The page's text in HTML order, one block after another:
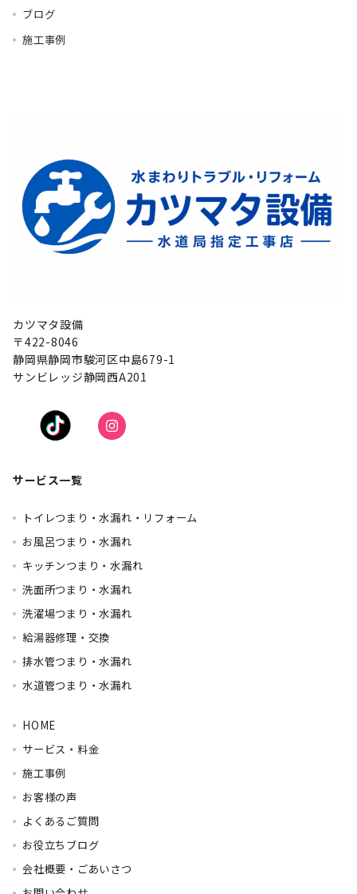
ブログ
施工事例
カツマタ設備
〒422-8046
静岡県静岡市駿河区中島679-1
サンビレッジ静岡西A201
サービス一覧
トイレつまり・水漏れ・リフォーム
お風呂つまり・水漏れ
キッチンつまり・水漏れ
洗面所つまり・水漏れ
洗濯場つまり・水漏れ
給湯器修理・交換
排水管つまり・水漏れ
水道管つまり・水漏れ
HOME
サービス・料金
施工事例
お客様の声
よくあるご質問
お役立ちブログ
会社概要・ごあいさつ